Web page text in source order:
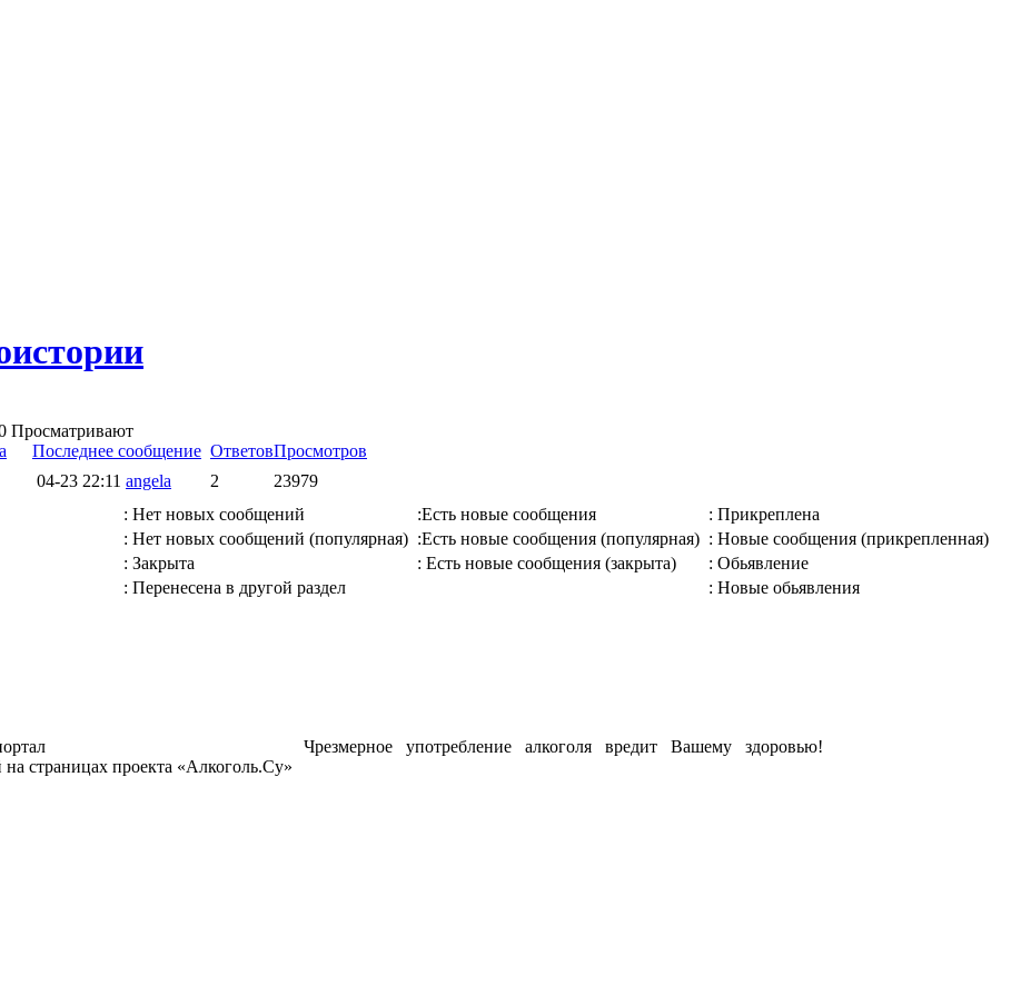
0 Просматривают
Последнее сообщение ОтветовПросмотров
04-23 22:11 angela 2
23979
: Нет новых сообщений
:Есть новые сообщения
: Прикреплена
: Нет новых сообщений (популярная) :Есть новые сообщения (популярная) : Новые сообщения (прикрепленная)
: Закрыта
: Есть новые сообщения (закрыта)
: Обьявление
: Перенесена в другой раздел
: Новые обьявления
страницах проекта «Алкоголь.Су»
Чрезмерное употребление алкоголя вредит Вашему здоровью!